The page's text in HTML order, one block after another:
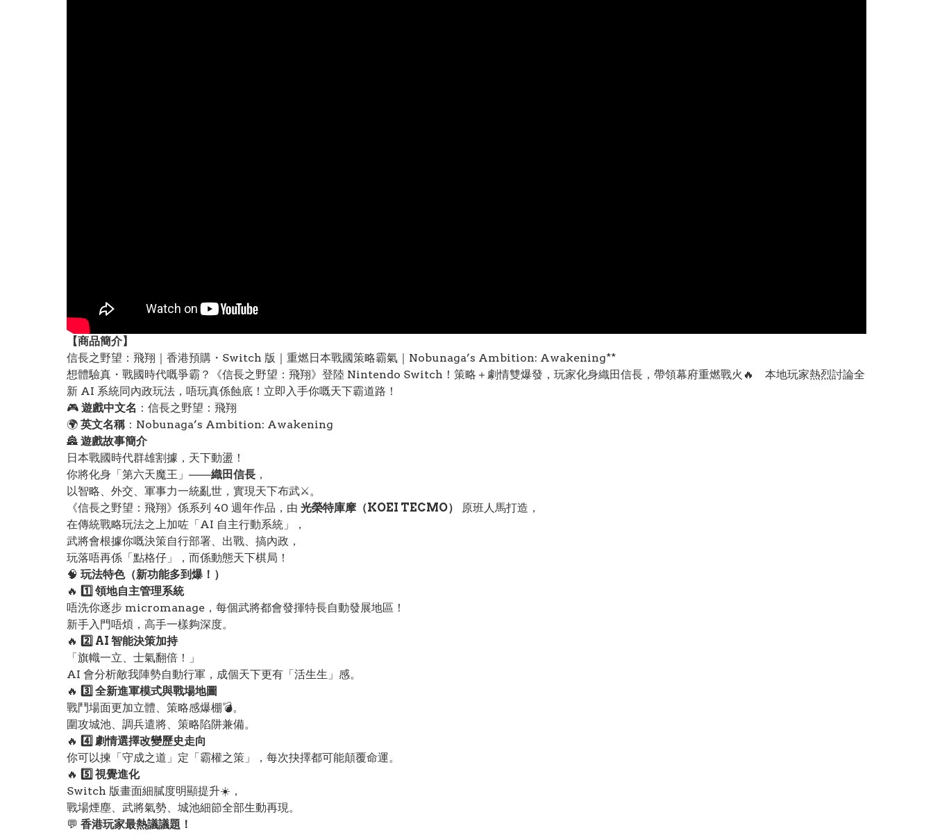
【商品簡介】
信長之野望：飛翔｜香港預購・Switch 版｜重燃日本戰國策略霸氣｜Nobunaga’s Ambition: Awakening**
想體驗真・戰國時代嘅爭霸？《信長之野望：飛翔》登陸 Nintendo Switch！策略＋劇情雙爆發，玩家化身織田信長，帶領幕府重燃戰火🔥 本地玩家熱烈討論全
新 AI 系統同內政玩法，唔玩真係蝕底！立即入手你嘅天下霸道路！
🎮 遊戲中文名 ：信長之野望：飛翔
🌍 英文名稱 ：Nobunaga’s Ambition: Awakening
🏯 遊戲故事簡介
日本戰國時代群雄割據，天下動盪！
你將化身「第六天魔王」——織田信長 ，
以智略、外交、軍事力一統亂世，實現天下布武⚔️。
《信長之野望：飛翔》係系列 40 週年作品，由 光榮特庫摩（KOEI TECMO）
原班人馬打造，
在傳統戰略玩法之上加咗「AI 自主行動系統」，
武將會根據你嘅決策自行部署、出戰、搞內政，
玩落唔再係「點格仔」，而係動態天下棋局！
🧠 玩法特色（新功能多到爆！）
🔥 1️⃣ 領地自主管理系統
唔洗你逐步 micromanage，每個武將都會發揮特長自動發展地區！
新手入門唔煩，高手一樣夠深度。
🔥 2️⃣ AI 智能決策加持
「旗幟一立、士氣翻倍！」
AI 會分析敵我陣勢自動行軍，成個天下更有「活生生」感。
🔥 3️⃣ 全新進軍模式與戰場地圖
戰鬥場面更加立體、策略感爆棚💣。
圍攻城池、調兵遣將、策略陷阱兼備。
🔥 4️⃣ 劇情選擇改變歷史走向
你可以揀「守成之道」定「霸權之策」，每次抉擇都可能顛覆命運。
🔥 5️⃣ 視覺進化
Switch 版畫面細膩度明顯提升☀️，
戰場煙塵、武將氣勢、城池細節全部生動再現。
💬 香港玩家最熱議議題！